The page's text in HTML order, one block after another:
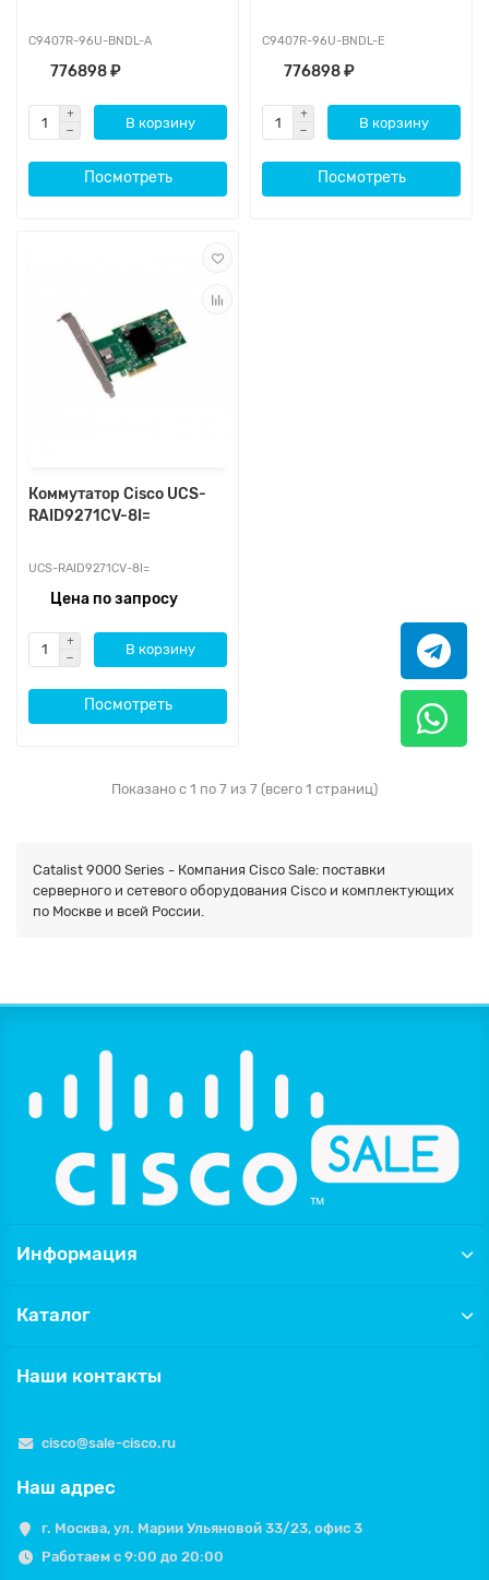
C9407R-96U-BNDL-A
776898 ₽
В корзину
Посмотреть
C9407R-96U-BNDL-E
776898 ₽
В корзину
Посмотреть
Коммутатор Cisco UCS-
RAID9271CV-8I=
UCS-RAID9271CV-8I=
Цена по запросу
В корзину
Посмотреть
Показано с 1 по 7 из 7 (всего 1 страниц)
Catalist 9000 Series - Компания Cisco Sale: поставки
серверного и сетевого оборудования Cisco и комплектующих
по Москве и всей России.
Информация
Каталог
Наши контакты
cisco@sale-cisco.ru
Наш адрес
г. Москва, ул. Марии Ульяновой 33/23, офис 3
Работаем с 9:00 до 20:00